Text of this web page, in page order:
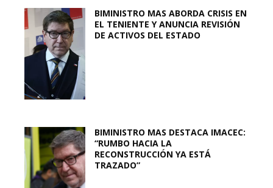
BIMINISTRO MAS ABORDA CRISIS EN
EL TENIENTE Y ANUNCIA REVISIÓN
DE ACTIVOS DEL ESTADO
BIMINISTRO MAS DESTACA IMACEC:
“RUMBO HACIA LA
RECONSTRUCCIÓN YA ESTÁ
TRAZADO”